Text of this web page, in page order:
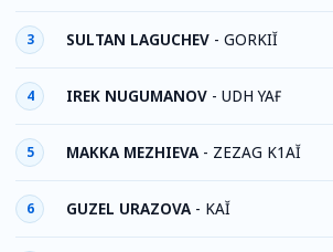
3 SULTAN LAGUCHEV - GORKIĬ
4 IREK NUGUMANOV - UDH YAҒ
5 MAKKA MEZHIEVA - ZEZAG K1AĬ
6 GUZEL URAZOVA - KAĬ